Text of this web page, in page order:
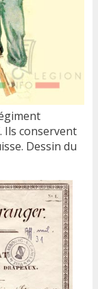
Ils conservent
Dessin du